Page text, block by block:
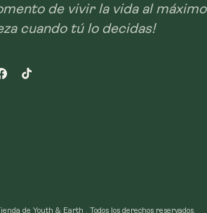
de vivir la vida al máximo
cuando tú lo decidas!
TikTok
de Youth & Earth . Todos los derechos reservados.